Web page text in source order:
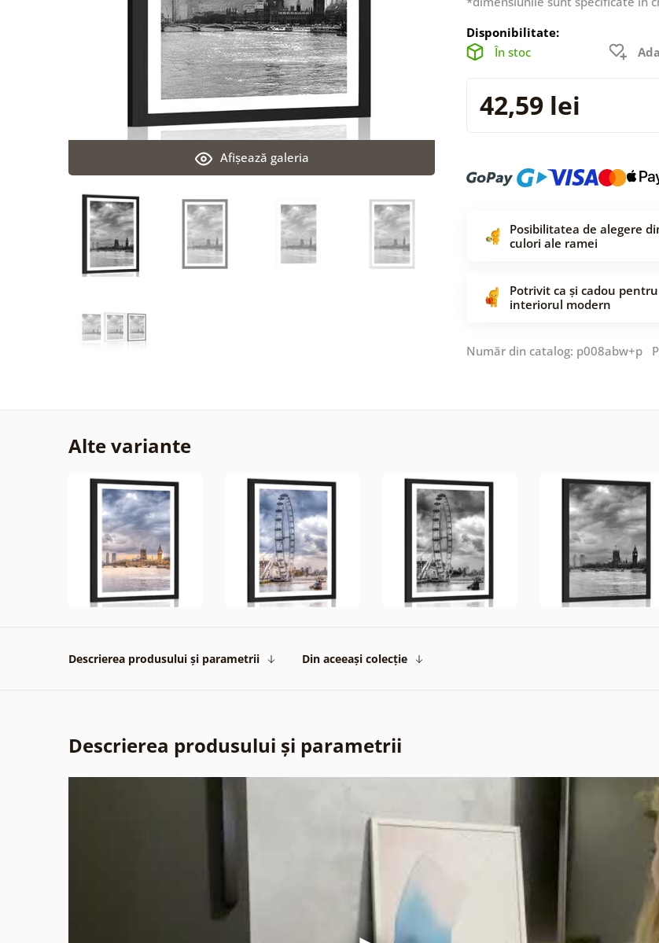
Afişează galeria
Disponibilitate:
În stoc
42,59 lei
Posibilitatea de alegere
culori ale ramei
Potrivit ca și cadou pentru
interiorul modern
Număr din catalog: p008abw+p
Alte variante
Descrierea produsului și parametrii Din aceeași colecție
Descrierea produsului și parametrii